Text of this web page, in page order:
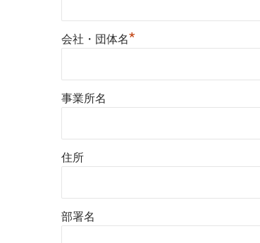
会社・団体名*
事業所名
住所
部署名